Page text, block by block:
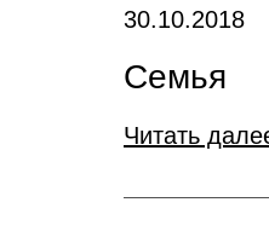
30.10.2018
Семья
Читать